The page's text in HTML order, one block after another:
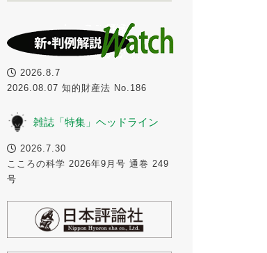
2026.8.7
2026.08.07 知的財産法 No.186
雑誌「特集」ヘッドライン
2026.7.30
こころの科学 2026年9月号 通巻 249
号